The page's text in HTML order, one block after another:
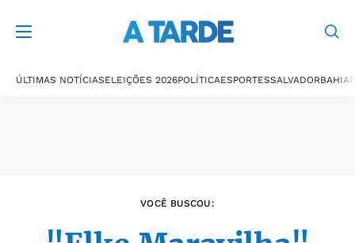
ÚLTIMAS NOTÍCIASELEIÇÕES 2026POLÍTICAESPORTESSALVADORBAHIA
VOCÊ BUSCOU: